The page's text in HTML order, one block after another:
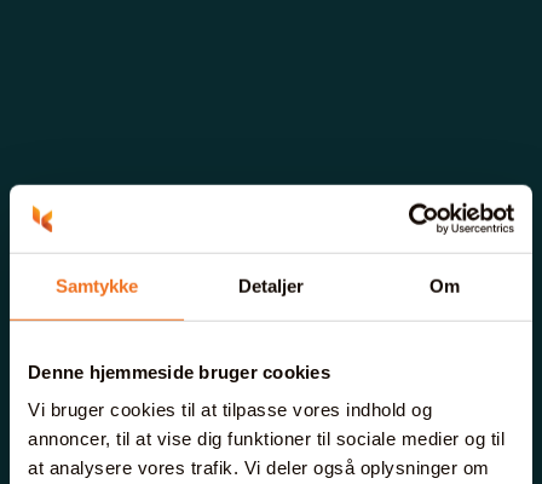
Samtykke Detaljer Om
Denne hjemmeside bruger cookies
Vi bruger cookies til at tilpasse vores indhold og
annoncer, til at vise dig funktioner til sociale medier og til
at analysere vores trafik. Vi deler også oplysninger om